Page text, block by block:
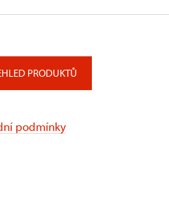
PRODUKTŮ
podmínky